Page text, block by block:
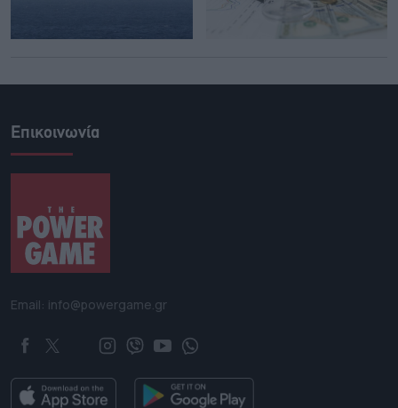
Επικοινωνία
Email: info@powergame.gr